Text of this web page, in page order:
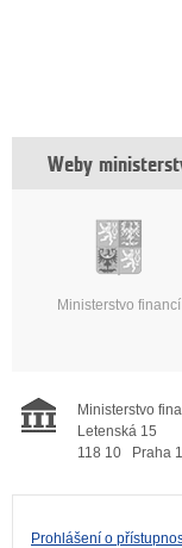
Weby
Ministerstvo financí
Ministerstvo
Letenská 15
118 10
Praha 1
Prohlášení o